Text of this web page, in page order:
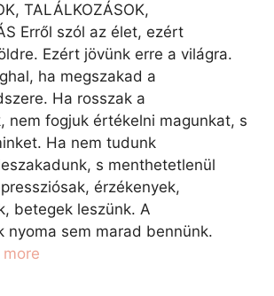
TALÁLKOZÁSOK,
Erről szól az élet, ezért
Ezért jövünk erre a világra.
ha megszakad a
Ha rosszak a
nem fogjuk értékelni magunkat, s
Ha nem tudunk
s menthetetlenül
érzékenyek,
betegek leszünk. A
nyoma sem marad bennünk.
more